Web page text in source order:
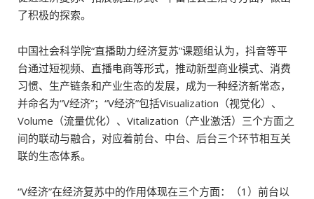
了积极的探索。
中国社会科学院“直播助力经济复苏”课题组认为，抖音等平
台通过短视频、直播电商等形式，推动新型商业模式、消费
习惯、生产链条和产业生态的发展，成为一种经济新常态，
并命名为“V经济”；“V经济”包括Visualization（视觉化）、
Volume（流量优化）、Vitalization（产业激活）三个方面之
间的联动与融合，对应着前台、中台、后台三个环节相互关
联的生态体系。
“V经济”在经济复苏中的作用体现在三个方面：（1）前台以